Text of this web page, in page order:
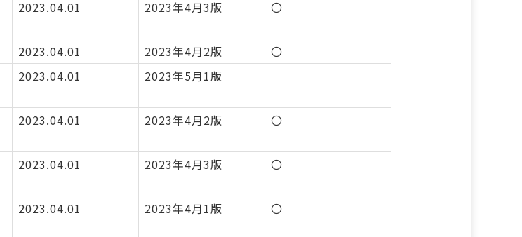
2023.04.01 2023年4月3版 〇
2023.04.01 2023年4月2版
〇
2023.04.01 2023年5月1版
2023.04.01 2023年4月2版 〇
2023.04.01 2023年4月3版 〇
2023.04.01 2023年4月1版 〇